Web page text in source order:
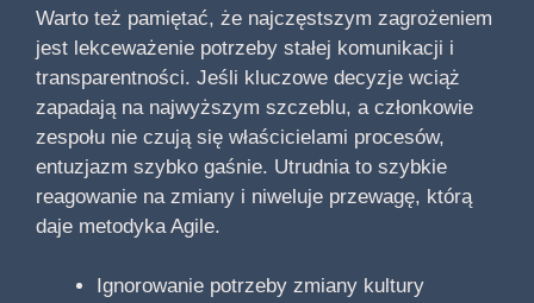
Warto też pamiętać, że najczęstszym zagrożeniem
jest lekceważenie potrzeby stałej komunikacji i
transparentności. Jeśli kluczowe decyzje wciąż
zapadają na najwyższym szczeblu, a członkowie
zespołu nie czują się właścicielami procesów,
entuzjazm szybko gaśnie. Utrudnia to szybkie
reagowanie na zmiany i niweluje przewagę, którą
daje metodyka Agile.
Ignorowanie potrzeby zmiany kultury